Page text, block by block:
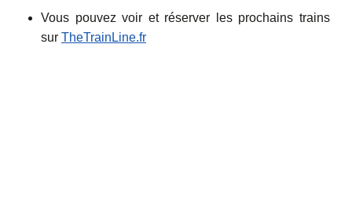
Vous pouvez voir et réserver les prochains trains
sur TheTrainLine.fr